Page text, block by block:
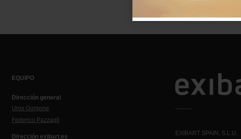
EQUIPO
Dirección general
Uros Gorgone
Federico Pazzagli
Dirección exibart.es EXIBART SPAIN, S.L.U.